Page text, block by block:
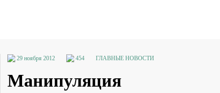
29 ноября 2012 454 ГЛАВНЫЕ НОВОСТИ
Манипуляция